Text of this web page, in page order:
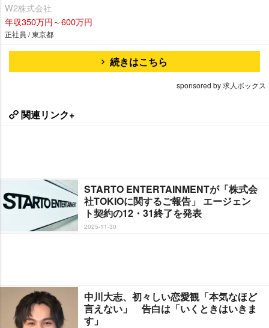
W2株式会社
年収350万円～600万円
正社員 / 東京都
続きはこちら
sponsored by 求人ボックス
関連リンク+
STARTO ENTERTAINMENTが「株式会
社TOKIOに関するご報告」 エージェン
ト契約の12・31終了を発表
2025-11-30
中川大志、初々しい恋愛観「本気なほど
言えない」 告白は「いくときはいきま
す」